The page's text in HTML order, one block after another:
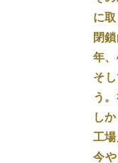
に
閉
年
そ
う
し
工
今